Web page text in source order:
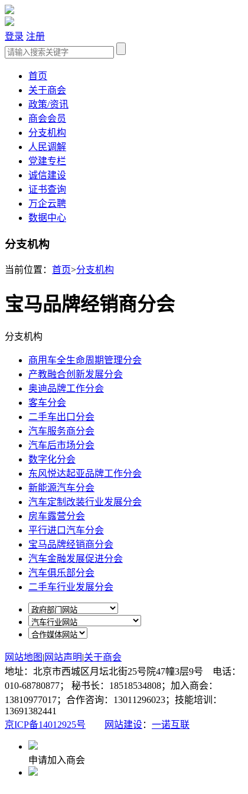
登录 注册
首页
关于商会
政策/资讯
商会会员
分支机构
人民调解
党建专栏
诚信建设
证书查询
万企云聘
数据中心
分支机构
当前位置： 首页>分支机构
宝马品牌经销商分会
分支机构
商用车全生命周期管理分会
产教融合创新发展分会
奥迪品牌工作分会
客车分会
二手车出口分会
汽车服务商分会
汽车后市场分会
数字化分会
东风悦达起亚品牌工作分会
新能源汽车分会
汽车定制改装行业发展分会
房车露营分会
平行进口汽车分会
宝马品牌经销商分会
汽车金融发展促进分会
汽车俱乐部分会
二手车行业发展分会
网站地图 | 网站声明|关于商会
地址：北京市西城区月坛北街25号院47幢3层9号 电话：
010-68780877； 秘书长：18518534808；加入商会：
13810977017；合作咨询：13011296023；技能培训：
13691382441
京ICP备14012925号
网站建设： 一诺互联
申请加入商会